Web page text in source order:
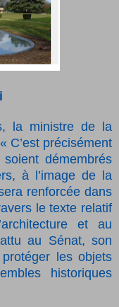
la ministre de la
C’est précisément
démembrés
à l’image de la
renforcée dans
le texte relatif
et au
au Sénat, son
les objets
historiques